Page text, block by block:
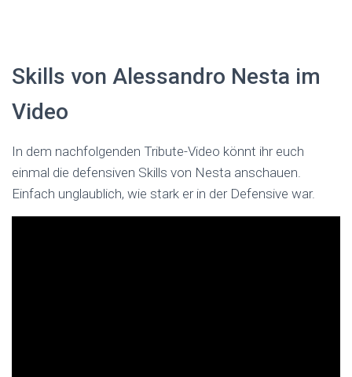
Skills von Alessandro Nesta im
Video
In dem nachfolgenden Tribute-Video könnt ihr euch
einmal die defensiven Skills von Nesta anschauen.
Einfach unglaublich, wie stark er in der Defensive war.